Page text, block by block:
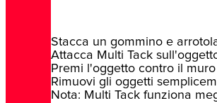
Stacca un gommino e
Attacca Multi Tack
Premi l'oggetto contro il
Rimuovi gli oggetti
Nota: Multi Tack funziona